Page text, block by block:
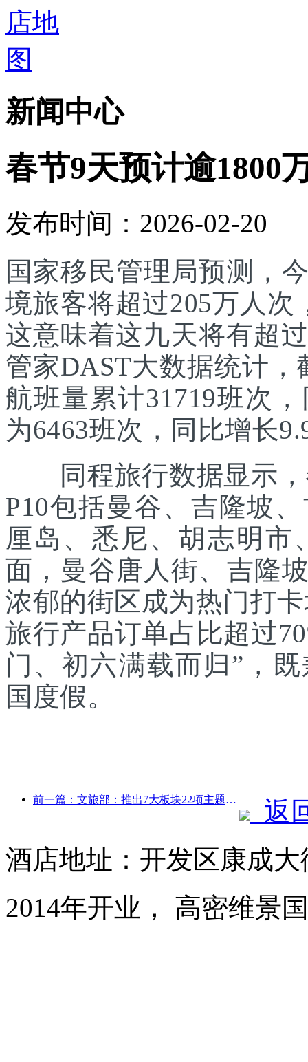
新闻中心
春节9天预计逾1800
发布时间：2026-02-20
国家移民管理局预测，
境旅客将超过205万人次
这意味着这九天将有超
管家DAST大数据统计
航班量累计31719班次
为6463班次，同比增长
同程旅行数据显示，
P10包括曼谷、吉隆坡
厘岛、悉尼、胡志明市
面，曼谷唐人街、吉隆
浓郁的街区成为热门打
旅行产品订单占比超过
门、初六满载而归”，
国度假。
前一篇：文旅部：推出7大板块22项主题活动
返
酒店地址：开发区康成
2014年开业， 高密维